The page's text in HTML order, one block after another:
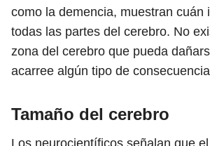
como la demencia, muestran cuán
todas las partes del cerebro. No
zona del cerebro que pueda
acarree algún tipo de
Tamaño del cerebro
Los neurocientíficos señalan que